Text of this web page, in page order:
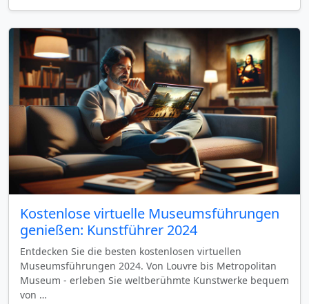
Kostenlose virtuelle Museumsführungen
genießen: Kunstführer 2024
Entdecken Sie die besten kostenlosen virtuellen
Museumsführungen 2024. Von Louvre bis Metropolitan
Museum - erleben Sie weltberühmte Kunstwerke bequem
von …